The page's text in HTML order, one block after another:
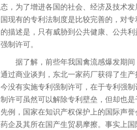
态，为了增进各国的社会、经济及技术
国现有的专利法制度是比较完善的，对
的描述是，只有威胁到公共健康、公共
强制许可。
据了解，前些年我国禽流感爆发期间
通过商业谈判，东北一家药厂获得了生
今没有实施专利强制许可，在于专利强
制许可虽然可以解除专利壁垒，但却也
先例，国家在知识产权保护上的国际声
药企及其所在国产生贸易摩擦。事实上